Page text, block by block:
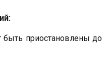
приостановлены до